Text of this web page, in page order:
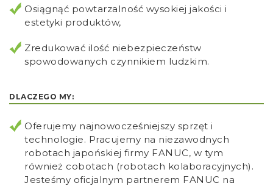
Osiągnąć powtarzalność wysokiej jakości i
estetyki produktów,
Zredukować ilość niebezpieczeństw
spowodowanych czynnikiem ludzkim.
DLACZEGO MY:
Oferujemy najnowocześniejszy sprzęt i
technologie. Pracujemy na niezawodnych
robotach japońskiej firmy FANUC, w tym
również cobotach (robotach kolaboracyjnych).
Jesteśmy oficjalnym partnerem FANUC na